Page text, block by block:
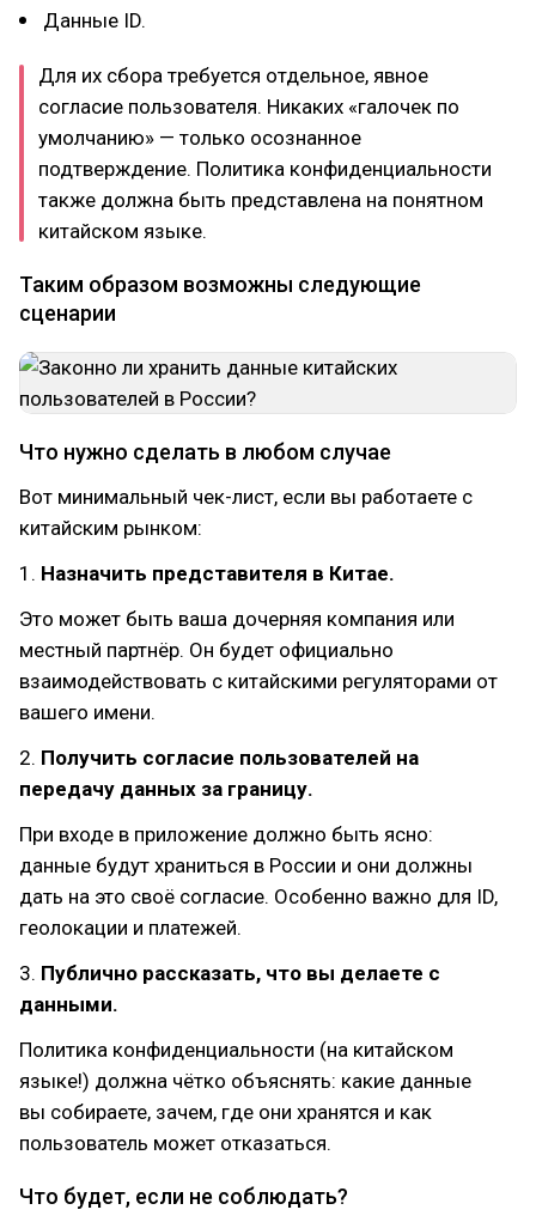
Данные ID.
Для их сбора требуется отдельное, явное
согласие пользователя. Никаких «галочек по
умолчанию» — только осознанное
подтверждение. Политика конфиденциальности
также должна быть представлена на понятном
китайском языке.
Таким образом возможны следующие
сценарии
Что нужно сделать в любом случае
Вот минимальный чек-лист, если вы работаете с
китайским рынком:
1. Назначить представителя в Китае.
Это может быть ваша дочерняя компания или
местный партнёр. Он будет официально
взаимодействовать с китайскими регуляторами от
вашего имени.
2. Получить согласие пользователей на
передачу данных за границу.
При входе в приложение должно быть ясно:
данные будут храниться в России и они должны
дать на это своё согласие. Особенно важно для ID,
геолокации и платежей.
3. Публично рассказать, что вы делаете с
данными.
Политика конфиденциальности (на китайском
языке!) должна чётко объяснять: какие данные
вы собираете, зачем, где они хранятся и как
пользователь может отказаться.
Что будет, если не соблюдать?